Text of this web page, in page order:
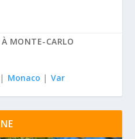
À MONTE-CARLO
| Monaco | Var